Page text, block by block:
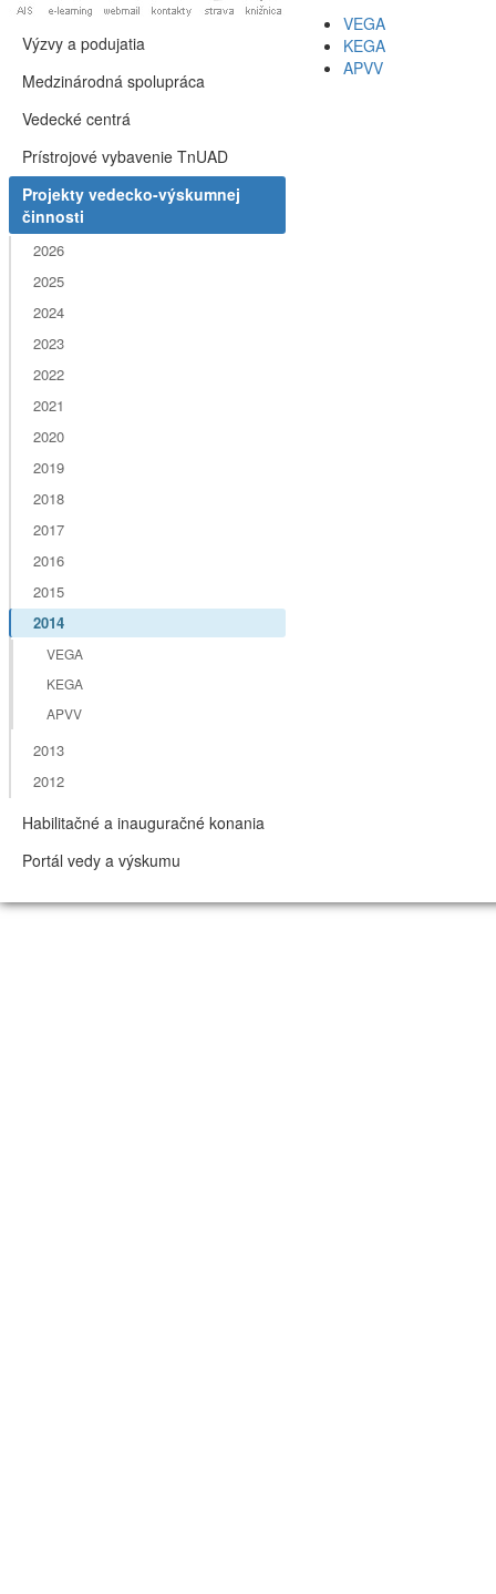
VEGA
KEGA
APVV
Výzvy a podujatia
Medzinárodná spolupráca
Vedecké centrá
Prístrojové vybavenie TnUAD
Projekty vedecko-výskumnej
činnosti
2026
2025
2024
2023
2022
2021
2020
2019
2018
2017
2016
2015
2014
VEGA
KEGA
APVV
2013
2012
Habilitačné a inauguračné konania
Portál vedy a výskumu